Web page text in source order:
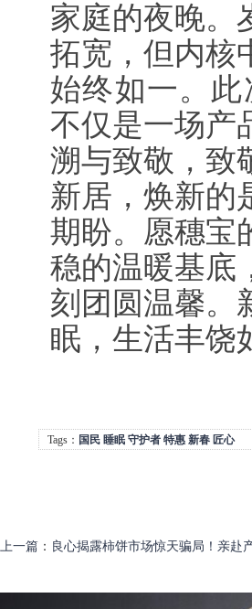
家庭的夜晚。
拓宽，但内核
始终如一。
不仅是一场产
溯与致敬，致
新居，焕新的
期盼。愿穗宝
稳的温暖基底
刻团圆温馨。
眠，生活丰饶
Tags： 国民 睡眠 守护者 特惠 新春 匠心
上一篇 ： 良心揭露柿饼市场惊天骗局！亲赴